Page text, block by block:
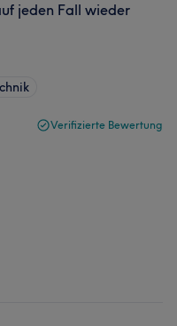
jeden Fall wieder
Verifizierte Bewertung